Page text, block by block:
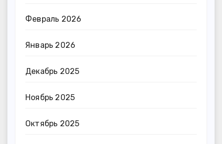
Февраль 2026
Январь 2026
Декабрь 2025
Ноябрь 2025
Октябрь 2025